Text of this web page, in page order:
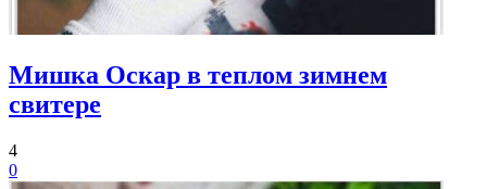
Мишка Оскар в теплом зимнем
свитере
4
0